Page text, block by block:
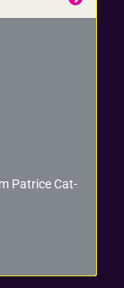
Pa­tri­ce Ca­t­